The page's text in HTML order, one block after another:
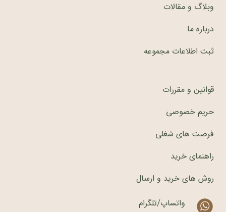
وبلاگ و مقالات
درباره ما
ثبت اطلاعات مجموعه
قوانین و مقررات
حریم خصوصی
فرصت های شغلی
راهنمای خرید
روش های خرید و ارسال
واتساپ/تلگرام